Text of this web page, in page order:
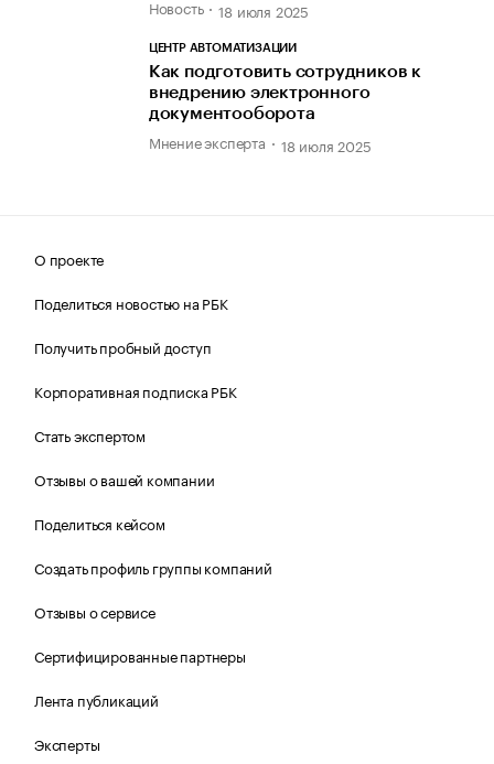
Новость 18 июля 2025
ЦЕНТР АВТОМАТИЗАЦИИ
Как подготовить сотрудников к
внедрению электронного
документооборота
Мнение эксперта 18 июля 2025
О проекте
Поделиться новостью на РБК
Получить пробный доступ
Корпоративная подписка РБК
Стать экспертом
Отзывы о вашей компании
Поделиться кейсом
Создать профиль группы компаний
Отзывы о сервисе
Сертифицированные партнеры
Лента публикаций
Эксперты